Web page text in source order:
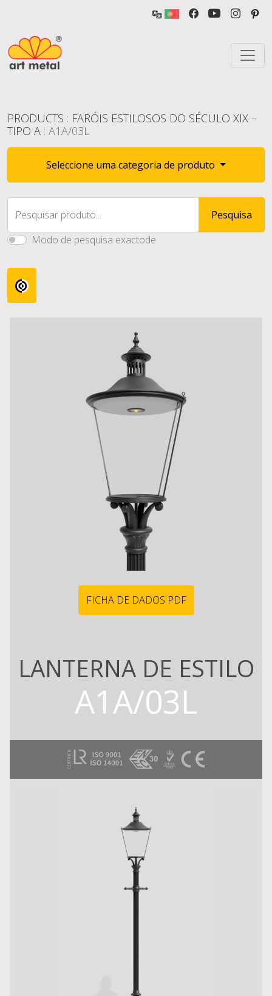
PRODUCTS : FARÓIS ESTILOSOS DO SÉCULO XIX –
TIPO A : A1A/03L
Seleccione uma categoria de produto
Pesquisar produto...
Pesquisa
Modo de pesquisa exactode
FICHA DE DADOS PDF
LANTERNA DE ESTILO
A1A/03L